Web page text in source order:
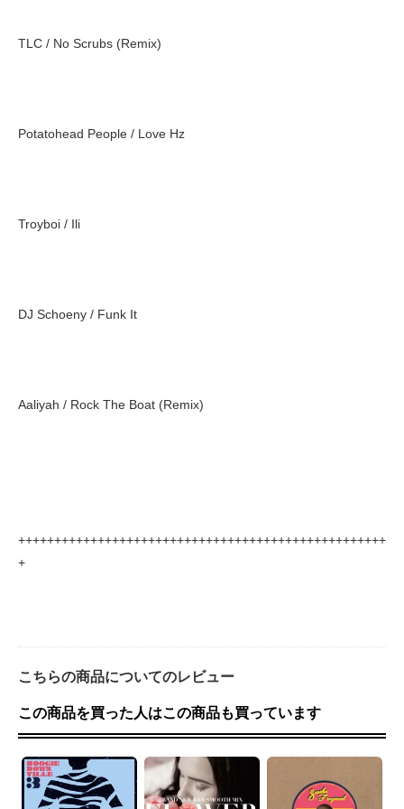
TLC / No Scrubs (Remix)
Potatohead People / Love Hz
Troyboi / Ili
DJ Schoeny / Funk It
Aaliyah / Rock The Boat (Remix)
+++++++++++++++++++++++++++++++++++++++++++++++++++
+
こちらの商品についてのレビュー
この商品を買った人はこの商品も買っています